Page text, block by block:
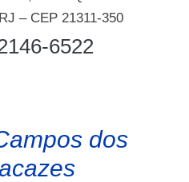
– CEP 21311-350
6522
dos